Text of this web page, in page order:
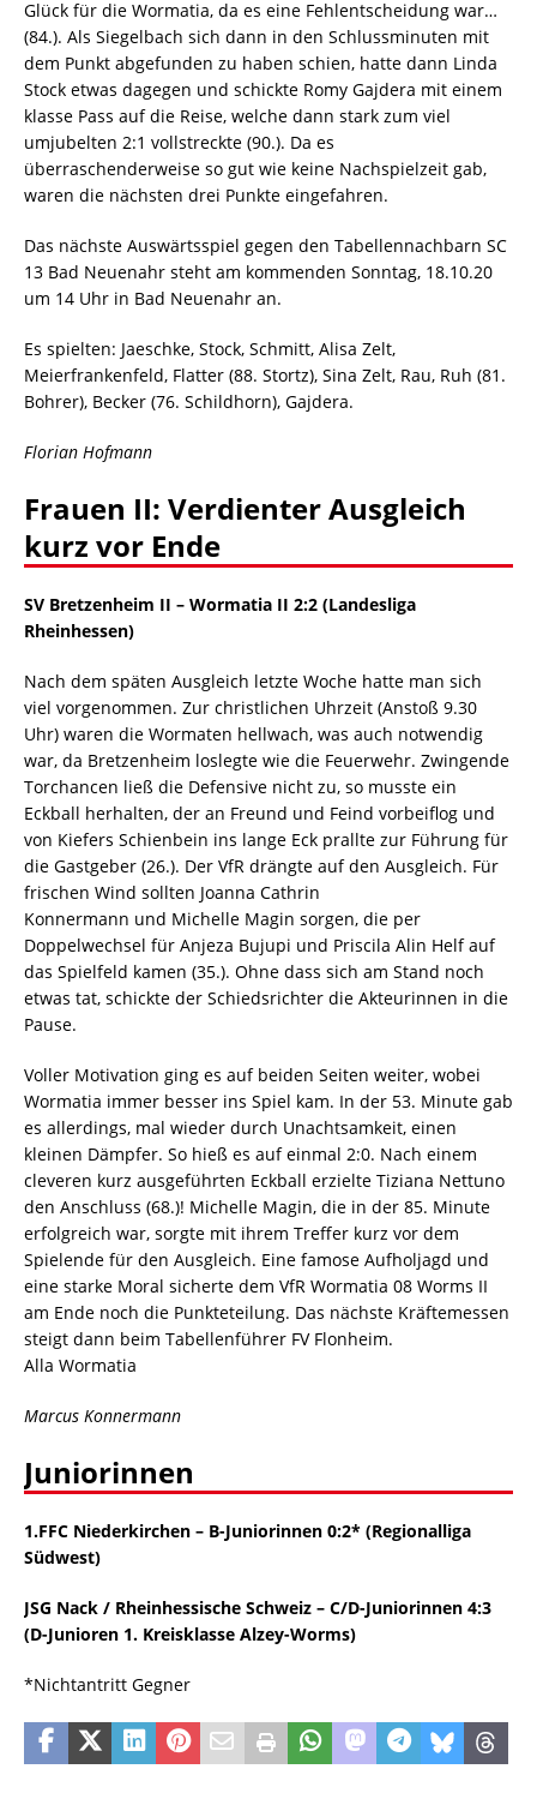
Glück für die Wormatia, da es eine Fehlentscheidung war…
(84.). Als Siegelbach sich dann in den Schlussminuten mit
dem Punkt abgefunden zu haben schien, hatte dann Linda
Stock etwas dagegen und schickte Romy Gajdera mit einem
klasse Pass auf die Reise, welche dann stark zum viel
umjubelten 2:1 vollstreckte (90.). Da es
überraschenderweise so gut wie keine Nachspielzeit gab,
waren die nächsten drei Punkte eingefahren.
Das nächste Auswärtsspiel gegen den Tabellennachbarn SC
13 Bad Neuenahr steht am kommenden Sonntag, 18.10.20
um 14 Uhr in Bad Neuenahr an.
Es spielten: Jaeschke, Stock, Schmitt, Alisa Zelt,
Meierfrankenfeld, Flatter (88. Stortz), Sina Zelt, Rau, Ruh (81.
Bohrer), Becker (76. Schildhorn), Gajdera.
Florian Hofmann
Frauen II: Verdienter Ausgleich
kurz vor Ende
SV Bretzenheim II – Wormatia II 2:2 (Landesliga
Rheinhessen)
Nach dem späten Ausgleich letzte Woche hatte man sich
viel vorgenommen. Zur christlichen Uhrzeit (Anstoß 9.30
Uhr) waren die Wormaten hellwach, was auch notwendig
war, da Bretzenheim loslegte wie die Feuerwehr. Zwingende
Torchancen ließ die Defensive nicht zu, so musste ein
Eckball herhalten, der an Freund und Feind vorbeiflog und
von Kiefers Schienbein ins lange Eck prallte zur Führung für
die Gastgeber (26.). Der VfR drängte auf den Ausgleich. Für
frischen Wind sollten Joanna Cathrin
Konnermann und Michelle Magin sorgen, die per
Doppelwechsel für Anjeza Bujupi und Priscila Alin Helf auf
das Spielfeld kamen (35.). Ohne dass sich am Stand noch
etwas tat, schickte der Schiedsrichter die Akteurinnen in die
Pause.
Voller Motivation ging es auf beiden Seiten weiter, wobei
Wormatia immer besser ins Spiel kam. In der 53. Minute gab
es allerdings, mal wieder durch Unachtsamkeit, einen
kleinen Dämpfer. So hieß es auf einmal 2:0. Nach einem
cleveren kurz ausgeführten Eckball erzielte Tiziana Nettuno
den Anschluss (68.)! Michelle Magin, die in der 85. Minute
erfolgreich war, sorgte mit ihrem Treffer kurz vor dem
Spielende für den Ausgleich. Eine famose Aufholjagd und
eine starke Moral sicherte dem VfR Wormatia 08 Worms II
am Ende noch die Punkteteilung. Das nächste Kräftemessen
steigt dann beim Tabellenführer FV Flonheim.
Alla Wormatia
Marcus Konnermann
Juniorinnen
1.FFC Niederkirchen – B-Juniorinnen 0:2* (Regionalliga
Südwest)
JSG Nack / Rheinhessische Schweiz – C/D-Juniorinnen 4:3
(D-Junioren 1. Kreisklasse Alzey-Worms)
*Nichtantritt Gegner